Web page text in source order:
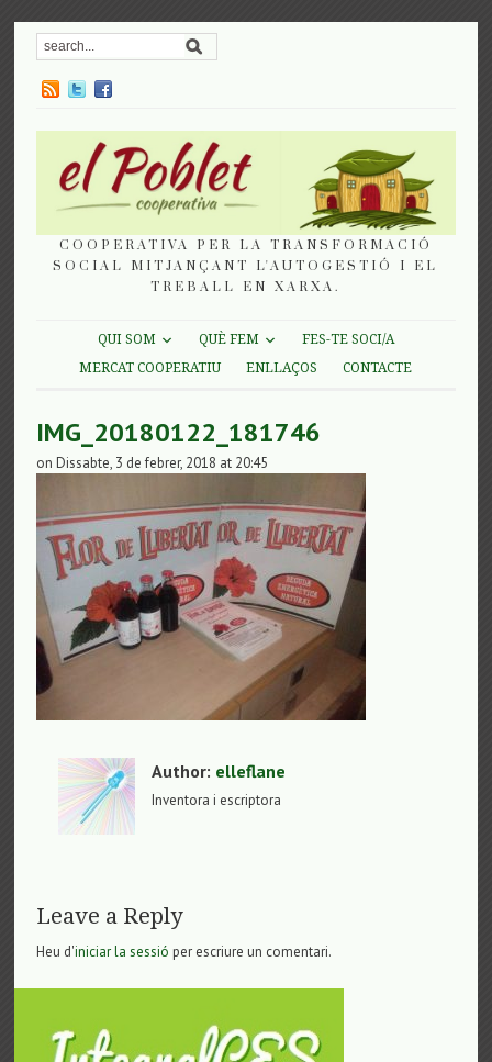
COOPERATIVA PER LA TRANSFORMACIÓ
SOCIAL MITJANÇANT L'AUTOGESTIÓ I EL
TREBALL EN XARXA.
QUI SOM QUÈ FEM
FES-TE SOCI/A
MERCAT COOPERATIU
ENLLAÇOS CONTACTE
IMG_20180122_181746
on Dissabte, 3 de febrer, 2018 at 20:45
Author: elleflane
Inventora i escriptora
Leave a Reply
Heu d'iniciar la sessió per escriure un comentari.